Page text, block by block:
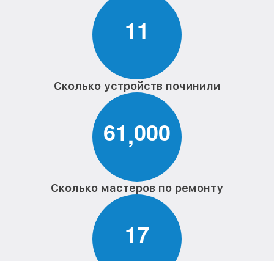
11
Сколько устройств починили
61,000
Сколько мастеров по ремонту
17